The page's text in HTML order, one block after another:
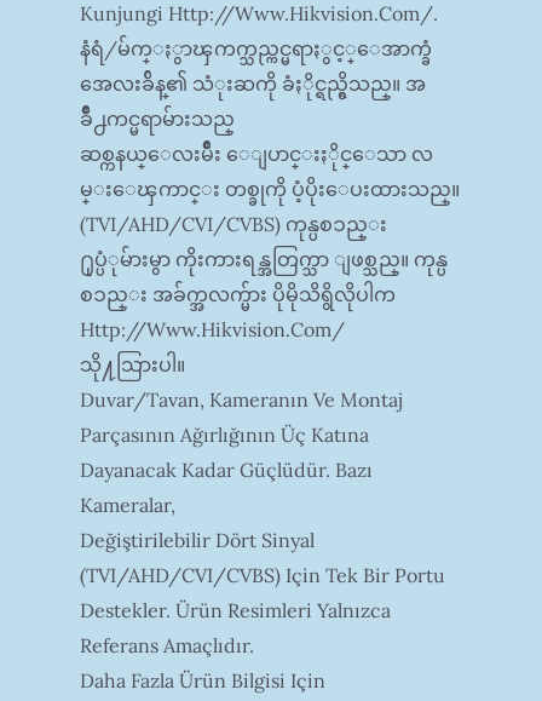
Kunjungi Http://www.hikvision.com/.
နံရံ/မ်က္ႏွာၾကက္သည္ကင္မရာႏွင့္ေအာက္ခံ
အေလးခ်ိန္၏ သံုးဆကို ခံႏိုင္ရည္ရွိသည္။ အ
ခ်ိဳ႕ကင္မရာမ်ားသည္
ဆစ္ကနယ္ေလးမ်ဳိး ေျပာင္းႏိုင္ေသာ လ
မ္းေၾကာင္း တစ္ခုကို ပံ့ပိုးေပးထားသည္။
(TVI/AHD/CVI/CVBS) ကုန္ပစၥည္း
႐ုပ္ပံုမ်ားမွာ ကိုးကားရန္အတြက္သာ ျဖစ္သည္။ ကုန္ပ
စၥည္း အခ်က္အလက္မ်ား ပိုမိုသိရွိလိုပါက
Http://www.hikvision.com/
သို႔သြားပါ။
Duvar/tavan, Kameranın Ve Montaj
Parçasının Ağırlığının Üç Katına
Dayanacak Kadar Güçlüdür. Bazı
Kameralar,
Değiştirilebilir Dört Sinyal
(TVI/AHD/CVI/CVBS) Için Tek Bir Portu
Destekler. Ürün Resimleri Yalnızca
Referans Amaçlıdır.
Daha Fazla Ürün Bilgisi Için